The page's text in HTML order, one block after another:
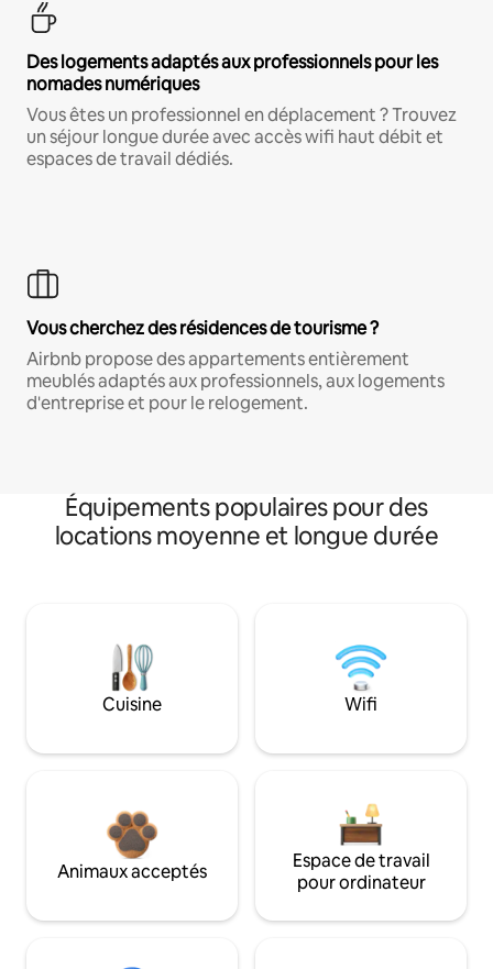
Des logements adaptés aux professionnels pour les
nomades numériques
Vous êtes un professionnel en déplacement ? Trouvez
un séjour longue durée avec accès wifi haut débit et
espaces de travail dédiés.
Vous cherchez des résidences de tourisme ?
Airbnb propose des appartements entièrement
meublés adaptés aux professionnels, aux logements
d'entreprise et pour le relogement.
Équipements populaires pour des
locations moyenne et longue durée
Cuisine Wifi
Animaux acceptés
Espace de travail
pour ordinateur